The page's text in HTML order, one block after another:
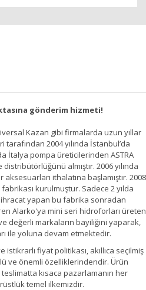
gönderim hizmeti!
Kazan gibi firmalarda uzun yıllar
tarafından 2004 yılında İstanbul’da
İtalya pompa üreticilerinden ASTRA
distribütörlüğünü almıştır. 2006 yılında
ithalatına başlamıştır. 2008
fabrikası kurulmuştur. Sadece 2 yılda
yapan bu fabrika sonradan
Alarko'ya mini seri hidroforları üreten
değerli markaların bayiliğini yaparak,
ile yoluna devam etmektedir.
istikrarlı fiyat politikası, akıllıca seçilmiş
ve önemli özelliklerindendir. Ürün
kısaca pazarlamanın her
temel ilkemizdir.